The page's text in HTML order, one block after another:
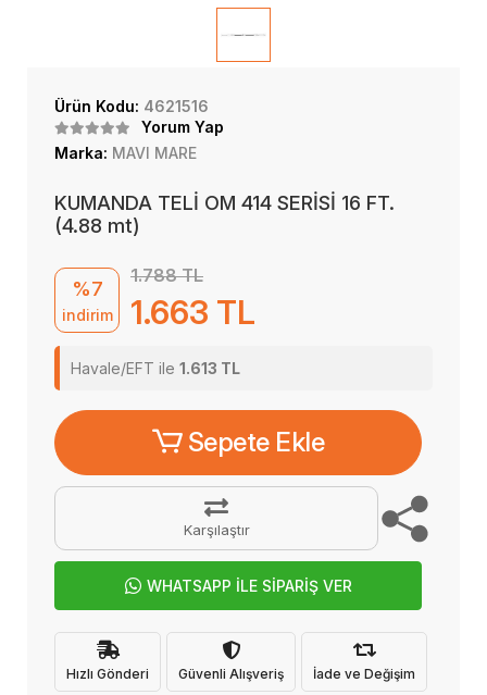
Ürün Kodu: 4621516
Yorum Yap
Marka: MAVI MARE
KUMANDA TELİ OM 414 SERİSİ 16 FT.
(4.88 mt)
%7
indirim
1.788 TL
1.663 TL
Havale/EFT ile 1.613 TL
Sepete Ekle
Karşılaştır
WHATSAPP İLE SİPARİŞ VER
Hızlı Gönderi Güvenli Alışveriş İade ve Değişim